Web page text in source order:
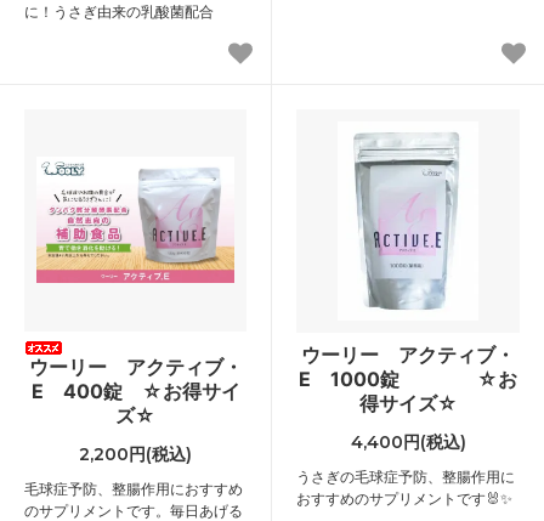
に！うさぎ由来の乳酸菌配合
ウーリー アクティブ・
E 400錠 ☆お得サイ
ズ☆
2,200円(税込)
毛球症予防、整腸作用におすすめ
のサプリメントです。毎日あげる
ウーリー アクティブ・
E 1000錠 ☆お
得サイズ☆
4,400円(税込)
うさぎの毛球症予防、整腸作用に
おすすめのサプリメントです🐰✨